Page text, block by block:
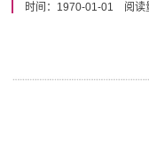
时间：1970-01-01 阅读